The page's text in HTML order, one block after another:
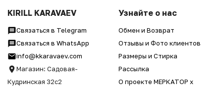
KIRILL KARAVAEV
Связаться в Telegram
Связаться в WhatsApp
info@kkaravaev.com
Магазин: Садовая-
Кудринская 32с2
Узнайте о нас
Обмен и Возврат
Отзывы и Фото клиентов
Размеры и Стирка
Рассылка
О проекте МЕРКАТОР x